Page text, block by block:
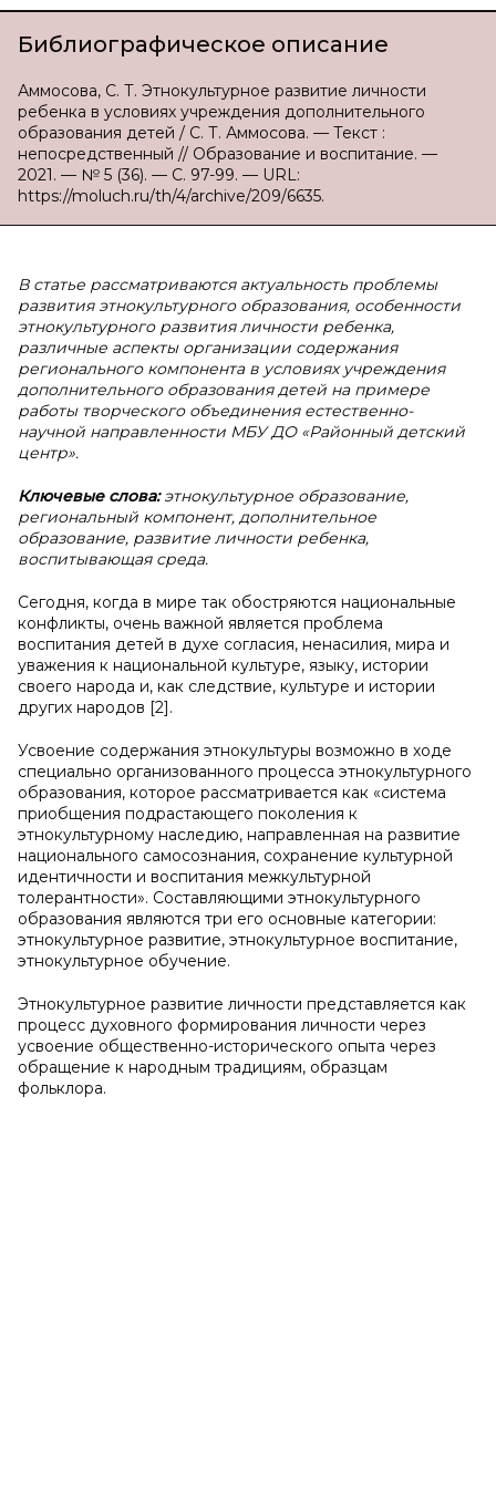
Библиографическое описание
Аммосова, С. Т. Этнокультурное развитие личности
ребенка в условиях учреждения дополнительного
образования детей / С. Т. Аммосова. — Текст :
непосредственный // Образование и воспитание. —
2021. — № 5 (36). — С. 97-99. — URL:
https://moluch.ru/th/4/archive/209/6635.
В статье рассматриваются актуальность проблемы
развития этнокультурного образования, особенности
этнокультурного развития личности ребенка,
различные аспекты организации содержания
регионального компонента в условиях учреждения
дополнительного образования детей на примере
работы творческого объединения естественно-
научной направленности МБУ ДО «Районный детский
центр».
Ключевые слова:этнокультурное образование,
региональный компонент, дополнительное
образование, развитие личности ребенка,
воспитывающая среда.
Сегодня, когда в мире так обостряются национальные
конфликты, очень важной является проблема
воспитания детей в духе согласия, ненасилия, мира и
уважения к национальной культуре, языку, истории
своего народа и, как следствие, культуре и истории
других народов [2].
Усвоение содержания этнокультуры возможно в ходе
специально организованного процесса этнокультурного
образования, которое рассматривается как «система
приобщения подрастающего поколения к
этнокультурному наследию, направленная на развитие
национального самосознания, сохранение культурной
идентичности и воспитания межкультурной
толерантности». Составляющими этнокультурного
образования являются три его основные категории:
этнокультурное развитие, этнокультурное воспитание,
этнокультурное обучение.
Этнокультурное развитие личности представляется как
процесс духовного формирования личности через
усвоение общественно-исторического опыта через
обращение к народным традициям, образцам
фольклора.